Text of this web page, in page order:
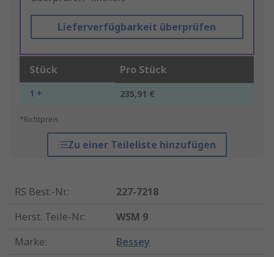
Lieferverfügbarkeit überprüfen
Stück Pro Stück
1 + 235,91 €
*Richtpreis
Zu einer Teileliste hinzufügen
RS Best.-Nr.:
227-7218
Herst. Teile-Nr.:
WSM 9
Marke: Bessey